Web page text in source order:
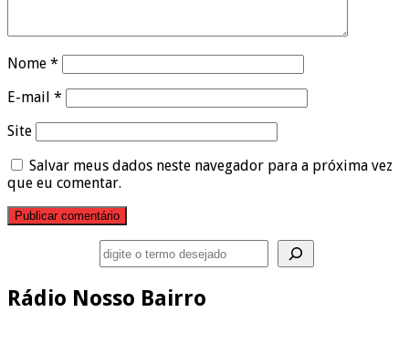
Nome *
E-mail *
Site
Salvar meus dados neste navegador para a próxima vez
que eu comentar.
Rádio Nosso Bairro